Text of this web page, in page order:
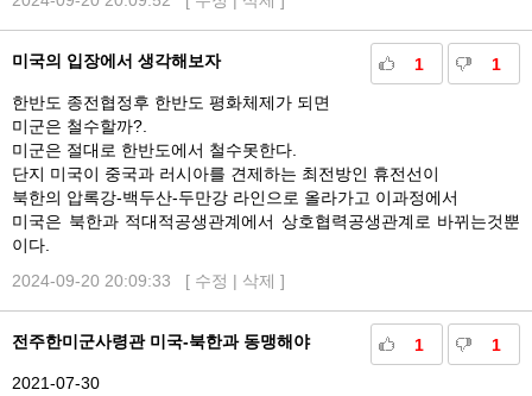
1 1
미국의 입장에서 생각해보자
한반도 종전협정후 한반도 평화체제가 되면
미군은 철수할까?.
미군은 절대로 한반도에서 철수못한다.
단지 미국이 중국과 러시아를 견제하는 최전방인 휴전선이
북한의 압록강-백두산-두만강 라인으로 올라가고 이과정에서
미국은 북한과 적대적공생관계에서 상호협력공생관계로 바뀌는것뿐
이다.
2024-09-20 20:09:33 [ 수정 | 삭제 ]
1 1
전주한미군사령관 미국-북한과 동맹해야
2021-07-30